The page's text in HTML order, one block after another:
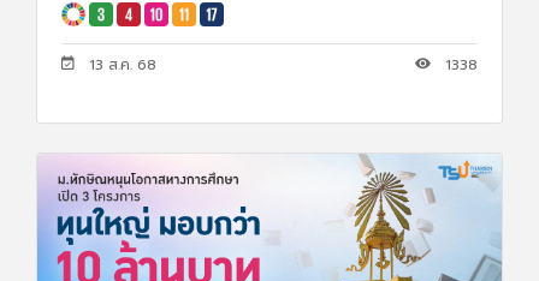
13 ส.ค. 68 1338